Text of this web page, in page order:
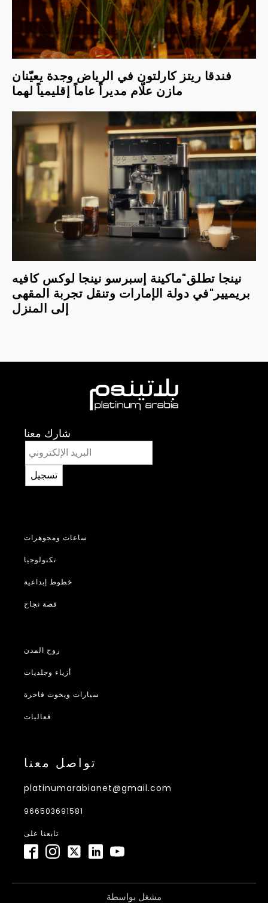
فندقا ريتز كارلتون في الرياض وجدة يعيّنان
مازن علّام مديراً عاماً إقليمياً لهما
نينجا تطلق"ماكينة إسبرسو نينجا لوكس كافيه
بريميير"في دولة الإمارات وتنقل تجربة المقهى
إلى المنزل
شارك معنا
تسجيل
ساعات ومجوهرات
تكنولوجيا
خطوط إبداعية
قصة نجاح
روح المدن
أزياء وجلديات
سيارات ويخوت فاخرة
فعاليات
تواصل معنا
platinumarabianet@gmail.com
966503691581
تابعنا على
مشغل بواسطة